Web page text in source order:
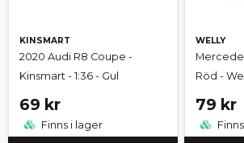
KINSMART
2020 Audi R8 Coupe -
Kinsmart - 1:36 - Gul
69 kr
Finns i lager
WELLY
Röd -
79 kr